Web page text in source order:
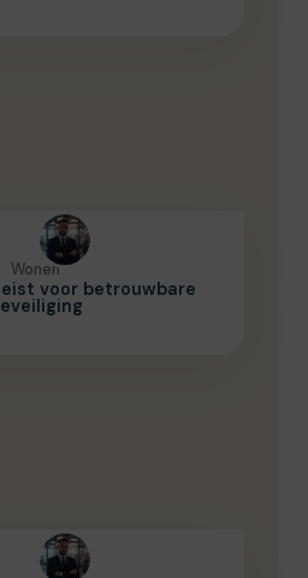
Wonen
voor betrouwbare